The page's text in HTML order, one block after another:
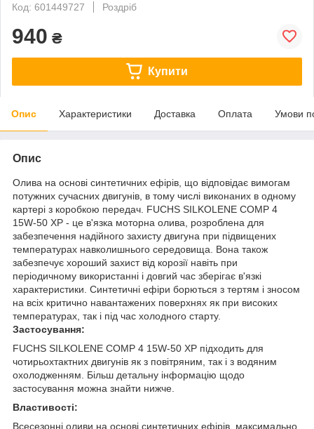
Код: 601449727
Роздріб
940 ₴
Купити
Опис Характеристики Доставка Оплата Умови
Опис
Олива на основі синтетичних ефірів, що відповідає вимогам
потужних сучасних двигунів, в тому числі виконаних в одному
картері з коробкою передач. FUCHS SILKOLENE COMP 4
15W-50 XP - це в'язка моторна олива, розроблена для
забезпечення надійного захисту двигуна при підвищених
температурах навколишнього середовища. Вона також
забезпечує хороший захист від корозії навіть при
періодичному використанні і довгий час зберігає в'язкі
характеристики. Синтетичні ефіри борються з тертям і зносом
на всіх критично навантажених поверхнях як при високих
температурах, так і під час холодного старту.
Застосування:
FUCHS SILKOLENE COMP 4 15W-50 XP підходить для
чотирьохтактних двигунів як з повітряним, так і з водяним
охолодженням. Більш детальну інформацію щодо
застосування можна знайти нижче.
Властивості:
Всесезонні оливи на основі синтетичних ефірів, максимально